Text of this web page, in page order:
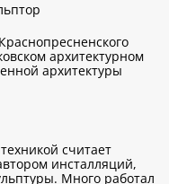
архитектурном
архитектуры
считает
инсталляций,
Много работал